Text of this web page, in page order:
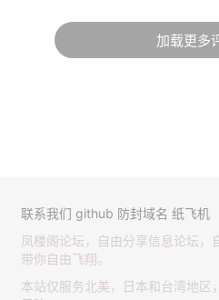
加载更多
联系我们 github 防封域名 纸飞机
凤楼阁论坛，自由分享信息论坛，
带你自由飞翔。
本站仅服务北美，日本和台湾地区